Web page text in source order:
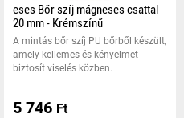
eses Bőr szíj mágneses csattal
20 mm - Krémszínű
A mintás bőr szíj PU bőrből készült,
amely kellemes és kényelmet
biztosít viselés közben.
5 746 Ft